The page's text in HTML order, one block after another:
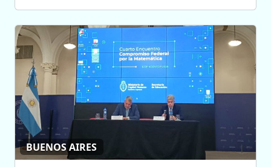
BUENOS AIRES